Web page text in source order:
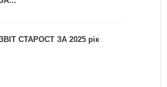
СТАРОСТ ЗА 2025 рік